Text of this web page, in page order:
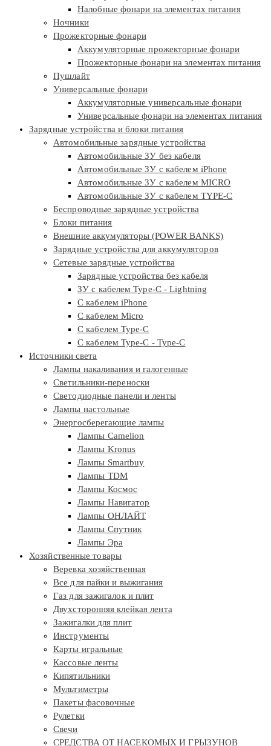
Налобные фонари на элементах питания
Ночники
Прожекторные фонари
Аккумуляторные прожекторные фонари
Прожекторные фонари на элементах питания
Пушлайт
Универсальные фонари
Аккумуляторные универсальные фонари
Универсальные фонари на элементах питания
Зарядные устройства и блоки питания
Автомобильные зарядные устройства
Автомобильные ЗУ без кабеля
Автомобильные ЗУ с кабелем iPhone
Автомобильные ЗУ с кабелем MICRO
Автомобильные ЗУ с кабелем TYPE-C
Беспроводные зарядные устройства
Блоки питания
Внешние аккумуляторы (POWER BANKS)
Зарядные устройства для аккумуляторов
Сетевые зарядные устройства
Зарядные устройства без кабеля
ЗУ с кабелем Type-C - Lightning
С кабелем iPhone
С кабелем Micro
С кабелем Type-C
С кабелем Type-C - Type-C
Источники света
Лампы накаливания и галогенные
Светильники-переноски
Светодиодные панели и ленты
Лампы настольные
Энергосберегающие лампы
Лампы Camelion
Лампы Kronus
Лампы Smartbuy
Лампы TDM
Лампы Космос
Лампы Навигатор
Лампы ОНЛАЙТ
Лампы Спутник
Лампы Эра
Хозяйственные товары
Веревка хозяйственная
Все для пайки и выжигания
Газ для зажигалок и плит
Двухсторонняя клейкая лента
Зажигалки для плит
Инструменты
Карты игральные
Кассовые ленты
Кипятильники
Мультиметры
Пакеты фасовочные
Рулетки
Свечи
СРЕДСТВА ОТ НАСЕКОМЫХ И ГРЫЗУНОВ